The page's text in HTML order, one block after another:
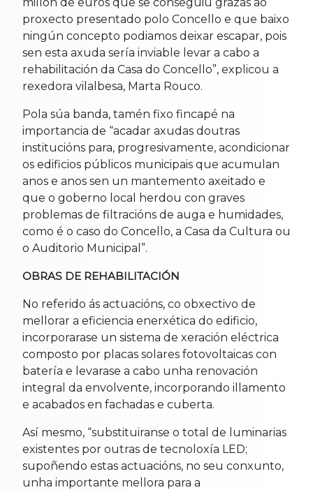
proxecto presentado polo Concello e que baixo
ningún concepto podiamos deixar escapar, pois
sen esta axuda sería inviable levar a cabo a
rehabilitación da Casa do Concello”, explicou a
rexedora vilalbesa, Marta Rouco.
Pola súa banda, tamén fixo fincapé na
importancia de “acadar axudas doutras
institucións para, progresivamente, acondicionar
os edificios públicos municipais que acumulan
anos e anos sen un mantemento axeitado e
que o goberno local herdou con graves
problemas de filtracións de auga e humidades,
como é o caso do Concello, a Casa da Cultura ou
o Auditorio Municipal”.
OBRAS DE REHABILITACIÓN
No referido ás actuacións, co obxectivo de
mellorar a eficiencia enerxética do edificio,
incorporarase un sistema de xeración eléctrica
composto por placas solares fotovoltaicas con
batería e levarase a cabo unha renovación
integral da envolvente, incorporando illamento
e acabados en fachadas e cuberta.
Así mesmo, “substituiranse o total de luminarias
existentes por outras de tecnoloxía LED;
supoñendo estas actuacións, no seu conxunto,
unha importante mellora para a